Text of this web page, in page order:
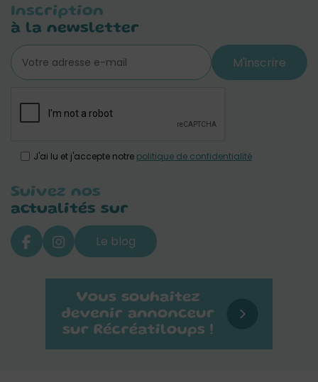
Inscription
à la newsletter
M'inscrire
J'ai lu et j'accepte notre politique de confidentialité
Suivez nos
actualités sur
Le blog